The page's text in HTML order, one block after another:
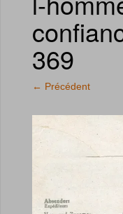
369
← Précédent